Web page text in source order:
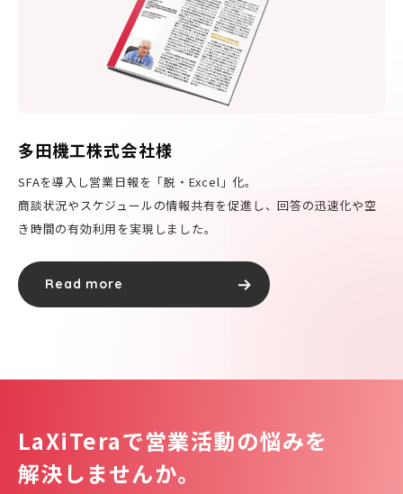
多田機工株式会社様
SFAを導入し営業日報を「脱・Excel」化。
商談状況やスケジュールの情報共有を促進し、回答の迅速化や空
き時間の有効利用を実現しました。
Read more
LaXiTeraで営業活動の悩みを
解決しませんか。